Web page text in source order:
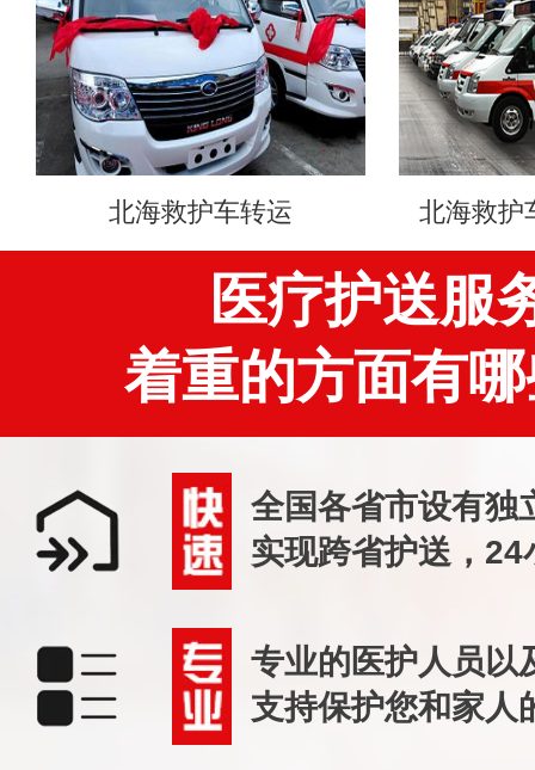
北海救护车转运 北海救护
医疗护送服
着重的方面有
全国各省市设有独
实现跨省护送，24
专业的医护人员以
支持保护您和家人